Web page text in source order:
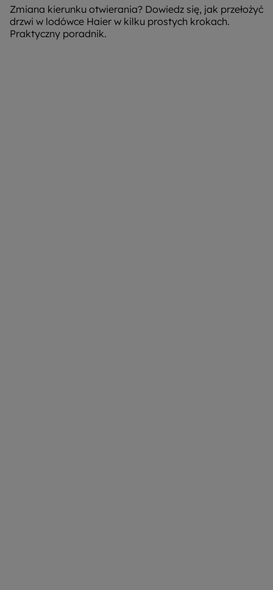
Zmiana kierunku otwierania? Dowiedz się, jak przełożyć
drzwi w lodówce Haier w kilku prostych krokach.
Praktyczny poradnik.